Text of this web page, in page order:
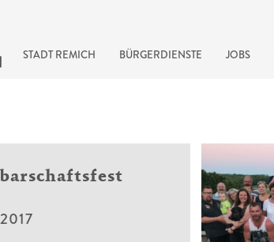
STADT REMICH BÜRGERDIENSTE JOBS